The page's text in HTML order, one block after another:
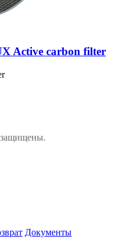
Active carbon filter
Документы